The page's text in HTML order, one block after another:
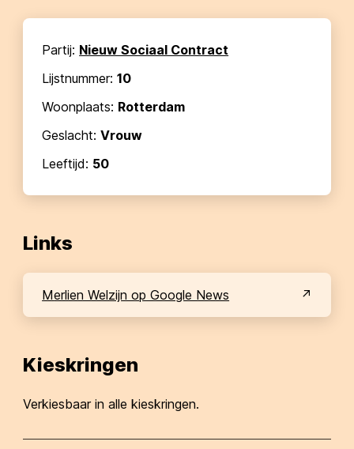
Partij: Nieuw Sociaal Contract
Lijstnummer:10
Woonplaats: Rotterdam
Geslacht:Vrouw
Leeftijd: 50
Links
Merlien Welzijn op Google News
Kieskringen
Verkiesbaar in alle kieskringen.